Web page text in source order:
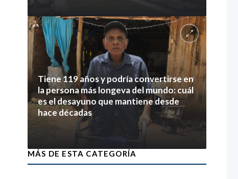
Tiene 119 años y podría convertirse en
la persona más longeva del mundo: cuál
es el desayuno que mantiene desde
hace décadas
7 agosto 2026
MÁS DE ESTA CATEGORÍA